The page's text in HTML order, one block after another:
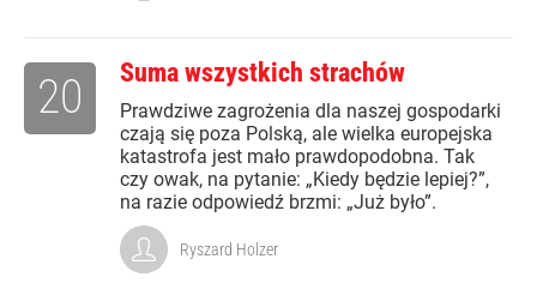
Suma wszystkich strachów
Prawdziwe zagrożenia dla naszej gospodarki
czają się poza Polską, ale wielka europejska
katastrofa jest mało prawdopodobna. Tak
czy owak, na pytanie: „Kiedy będzie lepiej?”,
na razie odpowiedź brzmi: „Już było”.
20
Ryszard Holzer